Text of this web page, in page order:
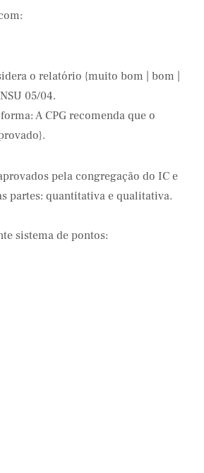
o relatório {muito bom | bom |
05/04.
A CPG recomenda que o
pela congregação do IC e
partes: quantitativa e qualitativa.
sistema de pontos: